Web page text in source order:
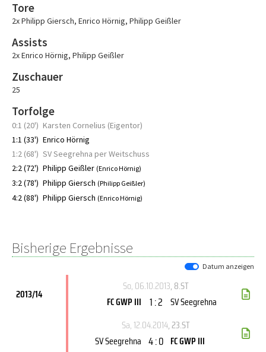
Tore
2x Philipp Giersch, Enrico Hörnig, Philipp Geißler
Assists
2x Enrico Hörnig, Philipp Geißler
Zuschauer
25
Torfolge
0:1 (20') Karsten Cornelius (Eigentor)
1:1 (33') Enrico Hörnig
1:2 (68') SV Seegrehna per Weitschuss
2:2 (72') Philipp Geißler (Enrico Hörnig)
3:2 (78') Philipp Giersch (Philipp Geißler)
4:2 (88') Philipp Giersch (Enrico Hörnig)
Bisherige Ergebnisse
Datum anzeigen
2013/14
So, 06.10.2013, 8.ST
FC GWP III 1 : 2 SV Seegrehna
Sa, 12.04.2014, 23.ST
SV Seegrehna 4 : 0 FC GWP III